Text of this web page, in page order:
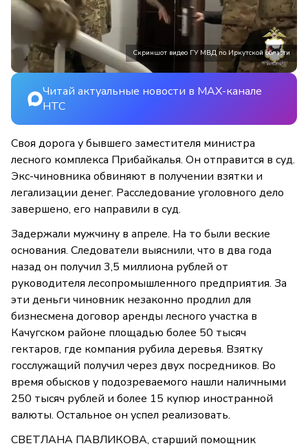
Скриншот видео ГУ МВД по Иркутской области
Читай актуальные новости в MAX-канале
НТС
Своя дорога у бывшего заместителя министра
лесного комплекса Прибайкалья. Он отправится в суд.
Экс-чиновника обвиняют в получении взятки и
легализации денег. Расследование уголовного дело
завершено, его направили в суд.
Задержали мужчину в апреле. На то были веские
основания. Следователи выяснили, что в два года
назад он получил 3,5 миллиона рублей от
руководителя лесопромышленного предприятия. За
эти деньги чиновник незаконно продлил для
бизнесмена договор аренды лесного участка в
Качугском районе площадью более 50 тысяч
гектаров, где компания рубила деревья. Взятку
госслужащий получил через двух посредников. Во
время обысков у подозреваемого нашли наличными
250 тысяч рублей и более 15 купюр иностранной
валюты. Остальное он успел реализовать.
СВЕТЛАНА ПАВЛИКОВА, старший помощник